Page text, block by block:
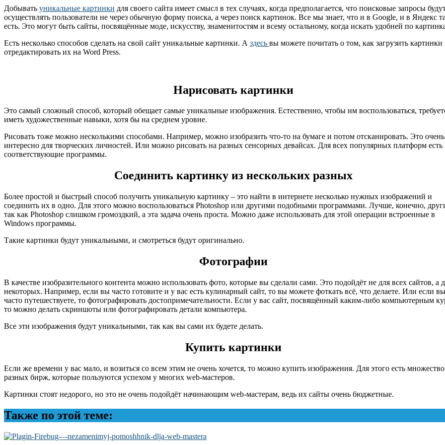
Добывать уникальные картинки для своего сайта имеет смысл в тех случаях, когда предполагается, что поисковые запросы
осуществлять пользователи не через обычную форму поиска, а через поиск картинок. Все мы знает, что и в Google, и в Яндекс
есть. Это могут быть сайты, посвящённые моде, искусству, знаменитостям и всему остальному, когда искать удобней по
Есть несколько способов сделать на свой сайт уникальные картинки. А здесь вы можете почитать о том, как загрузить картинки
отредактировать их на Word Press.
Нарисовать картинки
Это самый сложный способ, который обещает самые уникальные изображения. Естественно, чтобы им воспользоваться,
иметь художественные навыки, хотя бы на среднем уровне.
Рисовать тоже можно несколькими способами. Например, можно изобразить что-то на бумаге и потом отсканировать. Это очень
интересно для творческих личностей. Или можно рисовать на разных сенсорных девайсах. Для всех популярных платформ есть
соответствующие программы.
Соединить картинку из нескольких разных
Более простой и быстрый способ получить уникальную картинку – это найти в интернете несколько нужных изображений и
соединить их в одно. Для этого можно воспользоваться Photoshop или другими подобными программами. Лучше, конечно,
так как Photoshop слишком громоздкий, а эта задача очень проста. Можно даже использовать для этой операции встроенные в
Windows программы.
Такие картинки будут уникальными, и смотреться будут оригинально.
Фотографии
В качестве изобразительного контента можно использовать фото, которые вы сделали сами. Это подойдёт не для всех сайтов, а
некоторых. Например, если вы часто готовите и у вас есть кулинарный сайт, то вы можете фоткать всё, что делаете. Или если вы
часто путешествуете, то фотографировать достопримечательности. Если у вас сайт, посвящённый каким-либо компьютерным
то можно делать скриншоты или фотографировать детали компьютера.
Все эти изображения будут уникальными, так как вы сами их будете делать.
Купить картинки
Если же времени у вас мало, и возиться со всем этим не очень хочется, то можно купить изображения. Для этого есть множество
разных бирж, которые пользуются успехом у многих web-мастеров.
Картинки стоят недорого, но это не очень подойдёт начинающим web-мастерам, ведь их сайты очень бюджетные.
Также по этой теме: